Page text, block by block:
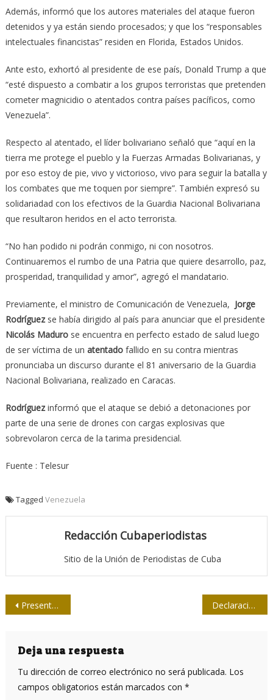
Además, informó que los autores materiales del ataque fueron
detenidos y ya están siendo procesados; y que los “responsables
intelectuales financistas” residen en Florida, Estados Unidos.
Ante esto, exhortó al presidente de ese país, Donald Trump a que
“esté dispuesto a combatir a los grupos terroristas que pretenden
cometer magnicidio o atentados contra países pacíficos, como
Venezuela”.
Respecto al atentado, el líder bolivariano señaló que “aquí en la
tierra me protege el pueblo y la Fuerzas Armadas Bolivarianas, y
por eso estoy de pie, vivo y victorioso, vivo para seguir la batalla y
los combates que me toquen por siempre”. También expresó su
solidariadad con los efectivos de la Guardia Nacional Bolivariana
que resultaron heridos en el acto terrorista.
“No han podido ni podrán conmigo, ni con nosotros.
Continuaremos el rumbo de una Patria que quiere desarrollo, paz,
prosperidad, tranquilidad y amor”, agregó el mandatario.
Previamente, el ministro de Comunicación de Venezuela, Jorge
Rodríguezse había dirigido al país para anunciar que el presidente
Nicolás Madurose encuentra en perfecto estado de salud luego
de ser víctima de un atentadofallido en su contra mientras
pronunciaba un discurso durante el 81 aniversario de la Guardia
Nacional Bolivariana, realizado en Caracas.
Rodríguezinformó que el ataque se debió a detonaciones por
parte de una serie de drones con cargas explosivas que
sobrevolaron cerca de la tarima presidencial.
Fuente : Telesur
Tagged Venezuela
Redacción Cubaperiodistas
Sitio de la Unión de Periodistas de Cuba
Navegación
entradas
Presentan en Holguín el libro Escrito desde el banquillo, de René González Declaración del Gobierno Revolucionario cubano sobre atentado contra Nicolás Maduro
Deja una respuesta
Tu dirección de correo electrónico no será publicada. Los
campos obligatorios están marcados con *